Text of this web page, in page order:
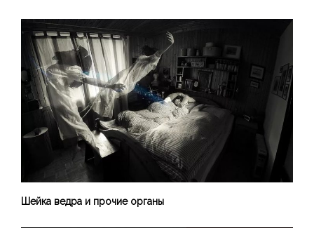
Шейка ведра и прочие органы